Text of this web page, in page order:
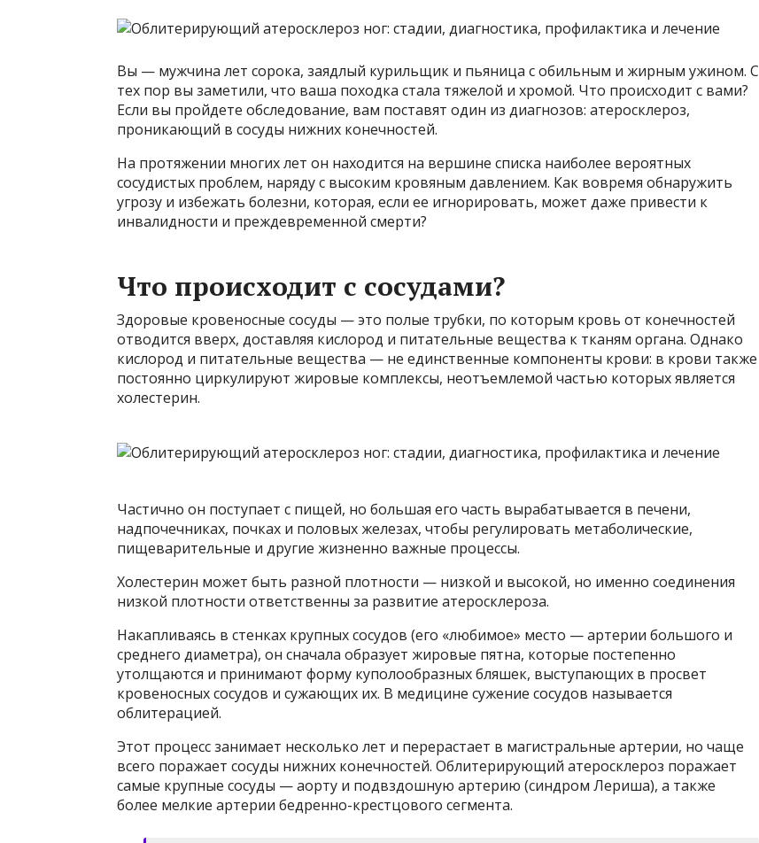
Вы — мужчина лет сорока, заядлый курильщик и пьяница с обильным и жирным ужином. С
тех пор вы заметили, что ваша походка стала тяжелой и хромой. Что происходит с вами?
Если вы пройдете обследование, вам поставят один из диагнозов: атеросклероз,
проникающий в сосуды нижних конечностей.
На протяжении многих лет он находится на вершине списка наиболее вероятных
сосудистых проблем, наряду с высоким кровяным давлением. Как вовремя обнаружить
угрозу и избежать болезни, которая, если ее игнорировать, может даже привести к
инвалидности и преждевременной смерти?
Что происходит с сосудами?
Здоровые кровеносные сосуды — это полые трубки, по которым кровь от конечностей
отводится вверх, доставляя кислород и питательные вещества к тканям органа. Однако
кислород и питательные вещества — не единственные компоненты крови: в крови также
постоянно циркулируют жировые комплексы, неотъемлемой частью которых является
холестерин.
Частично он поступает с пищей, но большая его часть вырабатывается в печени,
надпочечниках, почках и половых железах, чтобы регулировать метаболические,
пищеварительные и другие жизненно важные процессы.
Холестерин может быть разной плотности — низкой и высокой, но именно соединения
низкой плотности ответственны за развитие атеросклероза.
Накапливаясь в стенках крупных сосудов (его «любимое» место — артерии большого и
среднего диаметра), он сначала образует жировые пятна, которые постепенно
утолщаются и принимают форму куполообразных бляшек, выступающих в просвет
кровеносных сосудов и сужающих их. В медицине сужение сосудов называется
облитерацией.
Этот процесс занимает несколько лет и перерастает в магистральные артерии, но чаще
всего поражает сосуды нижних конечностей. Облитерирующий атеросклероз поражает
самые крупные сосуды — аорту и подвздошную артерию (синдром Лериша), а также
более мелкие артерии бедренно-крестцового сегмента.